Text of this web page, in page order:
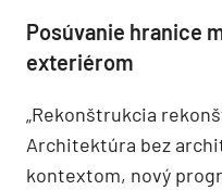
Posúvanie hranice
exteriérom
„Rekonštrukcia
Architektúra bez
kontextom, nový